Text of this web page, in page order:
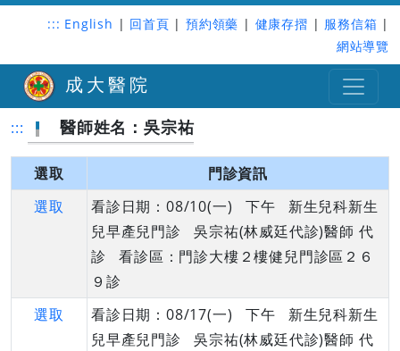
::: English | 回首頁 | 預約領藥 | 健康存摺 | 服務信箱 |
網站導覽
成大醫院
::: 醫師姓名：吳宗祐
選取
門診資訊
選取
看診日期：08/10(一) 下午 新生兒科新生
兒早產兒門診 吳宗祐(林威廷代診)醫師 代
診 看診區：門診大樓２樓健兒門診區２６
９診
選取
看診日期：08/17(一) 下午 新生兒科新生
兒早產兒門診 吳宗祐(林威廷代診)醫師 代